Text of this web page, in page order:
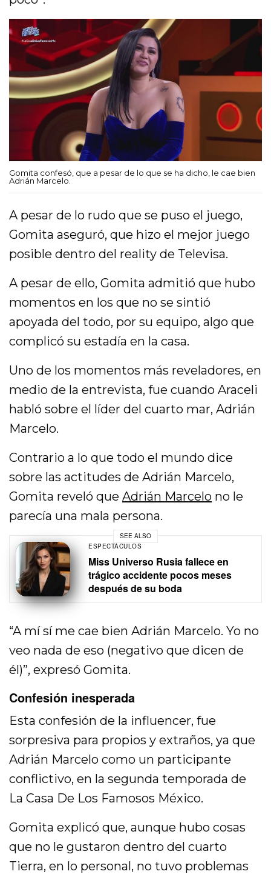
Gomita confesó, que a pesar de lo que se ha dicho, le cae bien
Adrián Marcelo.
A pesar de lo rudo que se puso el juego,
Gomita aseguró, que hizo el mejor juego
posible dentro del reality de Televisa.
A pesar de ello, Gomita admitió que hubo
momentos en los que no se sintió
apoyada del todo, por su equipo, algo que
complicó su estadía en la casa.
Uno de los momentos más reveladores, en
medio de la entrevista, fue cuando Araceli
habló sobre el líder del cuarto mar, Adrián
Marcelo.
Contrario a lo que todo el mundo dice
sobre las actitudes de Adrián Marcelo,
Gomita reveló queAdrián Marcelo no le
parecía una mala persona.
SEE ALSO
ESPECTÁCULOS
Miss Universo Rusia fallece en
trágico accidente pocos meses
después de su boda
“A mí sí me cae bien Adrián Marcelo. Yo no
veo nada de eso (negativo que dicen de
él)”, expresó Gomita.
Confesión inesperada
Esta confesión de la influencer, fue
sorpresiva para propios y extraños, ya que
Adrián Marcelo como un participante
conflictivo, en la segunda temporada de
La Casa De Los Famosos México.
Gomita explicó que, aunque hubo cosas
que no le gustaron dentro del cuarto
Tierra, en lo personal, no tuvo problemas